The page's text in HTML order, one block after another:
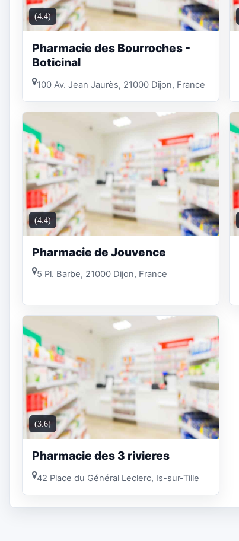
(4.4)
Pharmacie des Bourroches -
Boticinal
100 Av. Jean Jaurès, 21000 Dijon, France
(4.4)
Pharmacie de Jouvence
5 Pl. Barbe, 21000 Dijon, France
(3.6)
Pharmacie des 3 rivieres
42 Place du Général Leclerc, Is-sur-Tille